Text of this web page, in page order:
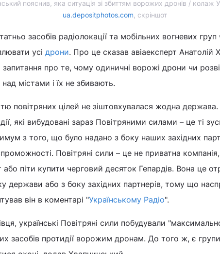
пояснив, яка ситуація зі збиттям ворожих дронів / колаж
ua.depositphotos.com, скріншот
засобів радіолокації та мобільних вогневих груп
усі дрони. Про це сказав авіаексперт Анатолій
запитання про те, чому одиничні ворожі дрони чи
містами і їх не збивають.
повітряних цілей не зіштовхувалася жодна держава.
які вибудовані зараз Повітряними силами – це ті
з того, що було надано з боку наших західних
Повітряні сили – це не приватна
або піти купити черговий десяток Гепардів. Вона це
держави або з боку західних партнерів, тому що
він в коментарі "Українському Радіо".
українські Повітряні сили побудували
засобів протидії ворожим дронам. До того ж, є